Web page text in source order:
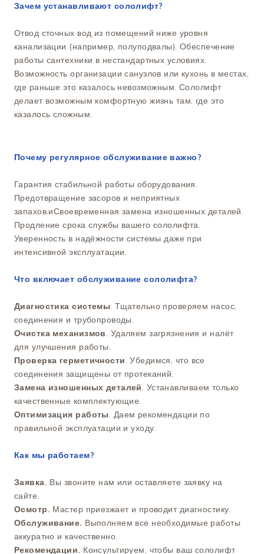
Зачем устанавливают сололифт?
Отвод сточных вод из помещений ниже уровня
канализации (например, полуподвалы). Обеспечение
работы сантехники в нестандартных условиях.
Возможность организации санузлов или кухонь в местах,
где раньше это казалось невозможным. Сололифт
делает возможным комфортную жизнь там, где это
казалось сложным.
Почему регулярное обслуживание важно?
Гарантия стабильной работы оборудования.
Предотвращение засоров и неприятных
запахов.иСвоевременная замена изношенных деталей.
Продление срока службы вашего сололифта.
Уверенность в надёжности системы даже при
интенсивной эксплуатации.
Что включает обслуживание сололифта?
Диагностика системы. Тщательно проверяем насос,
соединения и трубопроводы.
Очистка механизмов. Удаляем загрязнения и налёт
для улучшения работы.
Проверка герметичности. Убедимся, что все
соединения защищены от протеканий.
Замена изношенных деталей. Устанавливаем только
качественные комплектующие.
Оптимизация работы. Даем рекомендации по
правильной эксплуатации и уходу.
Как мы работаем?
Заявка. Вы звоните нам или оставляете заявку на
сайте.
Осмотр. Мастер приезжает и проводит диагностику.
Обслуживание. Выполняем все необходимые работы
аккуратно и качественно.
Рекомендации. Консультируем, чтобы ваш сололифт